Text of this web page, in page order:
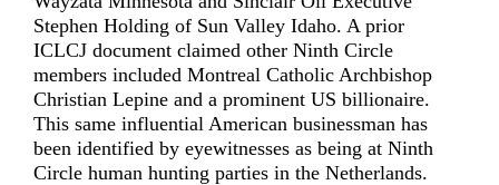
Stephen Holding of Sun Valley Idaho. A prior
ICLCJ document claimed other Ninth Circle
members included Montreal Catholic Archbishop
Christian Lepine and a prominent US billionaire.
This same influential American businessman has
been identified by eyewitnesses as being at Ninth
Circle human hunting parties in the Netherlands.